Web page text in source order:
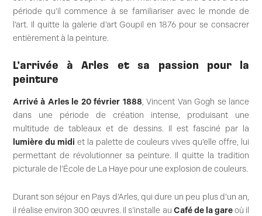
période qu’il commence à se familiariser avec le monde de
l’art. Il quitte la galerie d’art Goupil en 1876 pour se consacrer
entièrement à la peinture.
L’arrivée à Arles et sa passion pour la
peinture
Arrivé à Arles le 20 février 1888, Vincent Van Gogh se lance
dans une période de création intense, produisant une
multitude de tableaux et de dessins. Il est fasciné par la
lumière du midi et la palette de couleurs vives qu’elle offre, lui
permettant de révolutionner sa peinture. Il quitte la tradition
picturale de l’École de La Haye pour une explosion de couleurs.
Durant son séjour en Pays d’Arles, qui dure un peu plus d’un an,
il réalise environ 300 œuvres. Il s’installe au Café de la gareoù il